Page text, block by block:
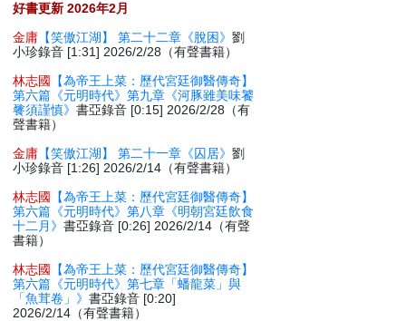
好書更新 2026年2月
金庸 【笑傲江湖】 第二十二章《脫困》劉
小珍錄音 [1:31] 2026/2/28（有聲書籍）
林志國
【為帝王上菜：歷代宮廷御醫傳奇】
第六篇《元明時代》第九章《河豚雖美味饕
餮須謹慎》書亞錄音 [0:15] 2026/2/28（有
聲書籍）
金庸 【笑傲江湖】 第二十一章《囚居》劉
小珍錄音 [1:26] 2026/2/14（有聲書籍）
林志國
【為帝王上菜：歷代宮廷御醫傳奇】
第六篇《元明時代》第八章《明朝宮廷飲食
十二月》書亞錄音 [0:26] 2026/2/14（有聲
書籍）
林志國
【為帝王上菜：歷代宮廷御醫傳奇】
第六篇《元明時代》第七章「蟠龍菜」與
「魚茸卷」》書亞錄音 [0:20]
2026/2/14（有聲書籍）